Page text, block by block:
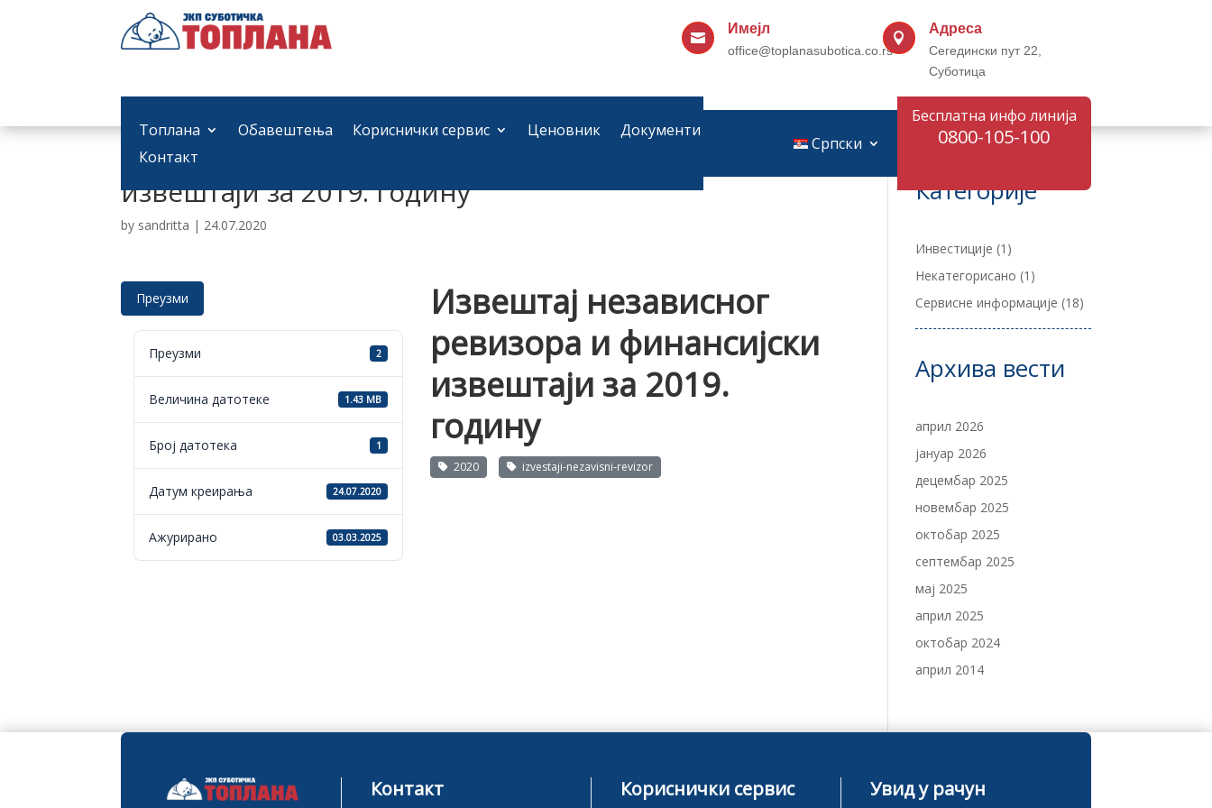

Имејл
office@toplanasubotica.co.rs

Адреса
Сегедински пут 22,
Суботица
Топлана Обавештења Кориснички сервис Ценовник
Документи
Контакт
Српски
Бесплатна инфо линија
0800-105-100
Извештај независног ревизора и финансијски
извештаји за 2019. годину
by sandritta | 24.07.2020
Преузми
Преузми 2
Величина датотеке 1.43 MB
Број датотека 1
Датум креирања 24.07.2020
Ажурирано 03.03.2025
Извештај независног
ревизора и финансијски
извештаји за 2019.
годину
2020 izvestaji-nezavisni-revizor
Категорије
Инвестиције (1)
Некатегорисано (1)
Сервисне информације (18)
Архива вести
април 2026
јануар 2026
децембар 2025
новембар 2025
октобар 2025
септембар 2025
мај 2025
април 2025
октобар 2024
април 2014
Контакт Кориснички сервис Увид у рачун